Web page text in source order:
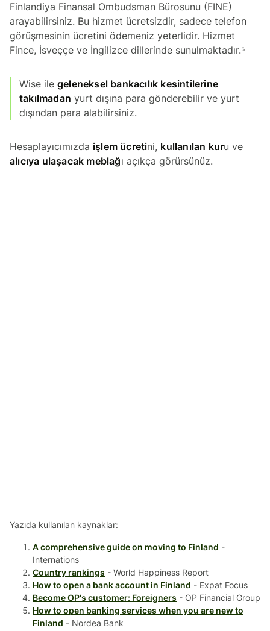
Finlandiya Finansal Ombudsman Bürosunu (FINE)
arayabilirsiniz. Bu hizmet ücretsizdir, sadece telefon
görüşmesinin ücretini ödemeniz yeterlidir. Hizmet
Fince, İsveççe ve İngilizce dillerinde sunulmaktadır.⁶
Wise ile geleneksel bankacılık kesintilerine
takılmadan yurt dışına para gönderebilir ve yurt
dışından para alabilirsiniz.
Hesaplayıcımızda işlem ücretini, kullanılan kuru ve
alıcıya ulaşacak meblağı açıkça görürsünüz.
Yazıda kullanılan kaynaklar:
A comprehensive guide on moving to Finland -
Internations
Country rankings - World Happiness Report
How to open a bank account in Finland - Expat Focus
Become OP's customer: Foreigners - OP Financial Group
How to open banking services when you are new to
Finland - Nordea Bank